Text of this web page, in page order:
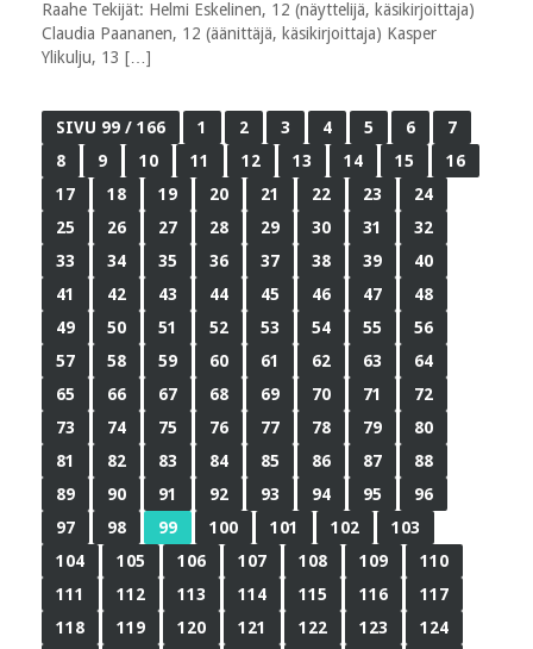
Raahe Tekijät: Helmi Eskelinen, 12 (näyttelijä, käsikirjoittaja)
Claudia Paananen, 12 (äänittäjä, käsikirjoittaja) Kasper
Ylikulju, 13 […]
SIVU 99 / 166 1 2 3 4 5 6
7
8
9 10 11 12 13 14 15
16
17
18 19 20 21 22 23
24
25
26 27 28 29 30 31
32
33
34 35 36 37 38 39
40
41
42 43 44 45 46 47
48
49
50 51 52 53 54 55
56
57
58 59 60 61 62 63
64
65
66 67 68 69 70 71
72
73
74 75 76 77 78 79
80
81
82 83 84 85 86 87
88
89
90 91 92 93 94 95
96
97
98 99 100 101 102
103
104
105 106 107 108 109
110
111
112 113 114 115 116
117
118
119 120 121 122 123
124